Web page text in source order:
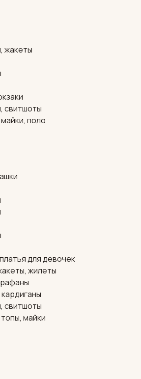
жакеты
свитшоты
поло
для девочек
жилеты
свитшоты
майки